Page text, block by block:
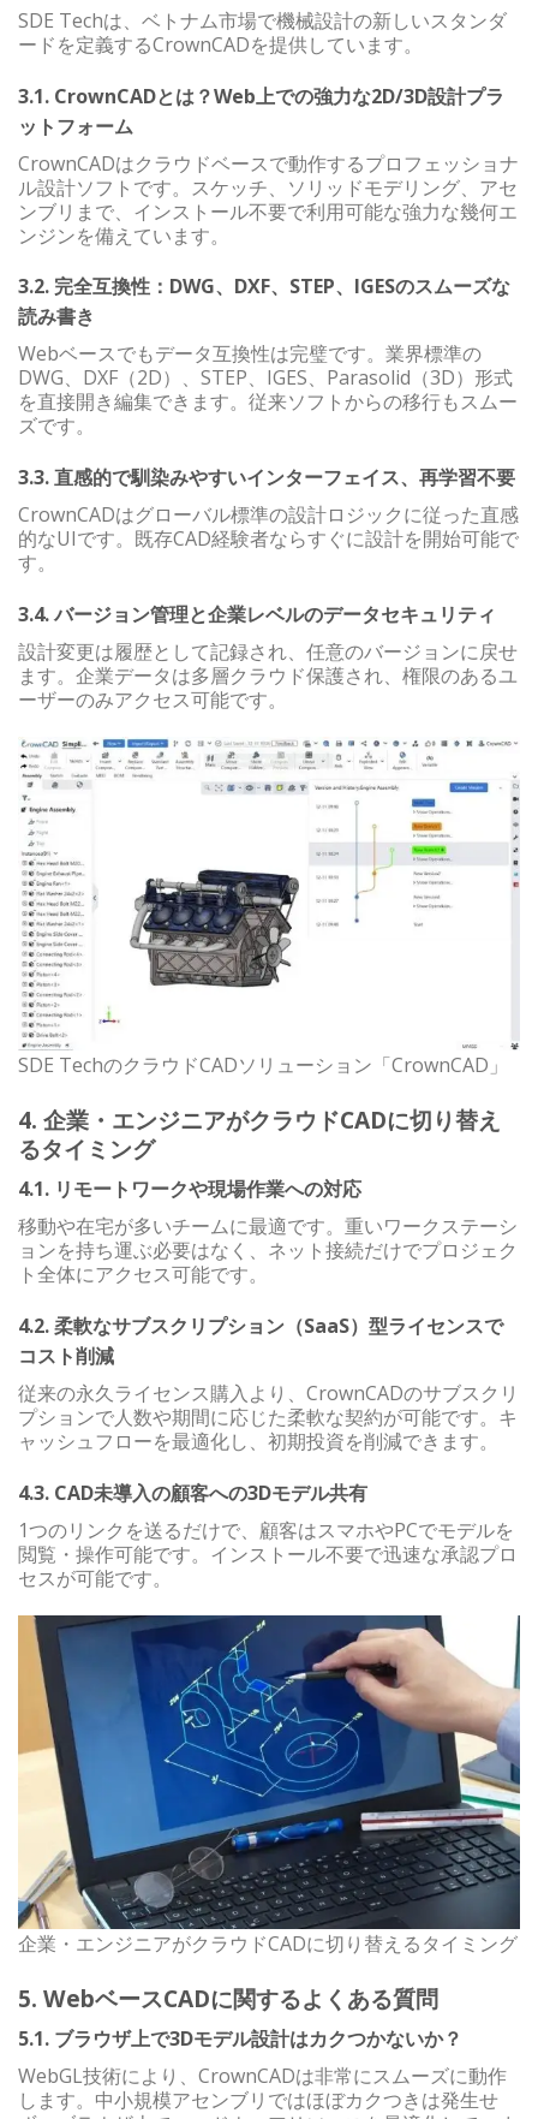
SDE Techは、ベトナム市場で機械設計の新しいスタンダ
ードを定義するCrownCADを提供しています。
3.1. CrownCADとは？Web上での強力な2D/3D設計プラ
ットフォーム
CrownCADはクラウドベースで動作するプロフェッショナ
ル設計ソフトです。スケッチ、ソリッドモデリング、アセ
ンブリまで、インストール不要で利用可能な強力な幾何エ
ンジンを備えています。
3.2. 完全互換性：DWG、DXF、STEP、IGESのスムーズな
読み書き
Webベースでもデータ互換性は完璧です。業界標準の
DWG、DXF（2D）、STEP、IGES、Parasolid（3D）形式
を直接開き編集できます。従来ソフトからの移行もスムー
ズです。
3.3. 直感的で馴染みやすいインターフェイス、再学習不要
CrownCADはグローバル標準の設計ロジックに従った直感
的なUIです。既存CAD経験者ならすぐに設計を開始可能で
す。
3.4. バージョン管理と企業レベルのデータセキュリティ
設計変更は履歴として記録され、任意のバージョンに戻せ
ます。企業データは多層クラウド保護され、権限のあるユ
ーザーのみアクセス可能です。
SDE TechのクラウドCADソリューション「CrownCAD」
4. 企業・エンジニアがクラウドCADに切り替え
るタイミング
4.1. リモートワークや現場作業への対応
移動や在宅が多いチームに最適です。重いワークステーシ
ョンを持ち運ぶ必要はなく、ネット接続だけでプロジェク
ト全体にアクセス可能です。
4.2. 柔軟なサブスクリプション（SaaS）型ライセンスで
コスト削減
従来の永久ライセンス購入より、CrownCADのサブスクリ
プションで人数や期間に応じた柔軟な契約が可能です。キ
ャッシュフローを最適化し、初期投資を削減できます。
4.3. CAD未導入の顧客への3Dモデル共有
1つのリンクを送るだけで、顧客はスマホやPCでモデルを
閲覧・操作可能です。インストール不要で迅速な承認プロ
セスが可能です。
企業・エンジニアがクラウドCADに切り替えるタイミング
5. WebベースCADに関するよくある質問
5.1. ブラウザ上で3Dモデル設計はカクつかないか？
WebGL技術により、CrownCADは非常にスムーズに動作
します。中小規模アセンブリではほぼカクつきは発生せ